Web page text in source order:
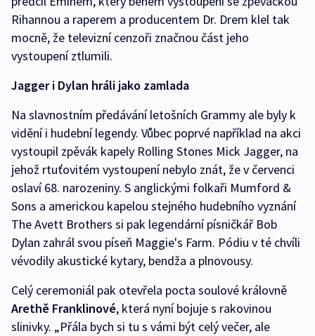
Rihannou a raperem a producentem Dr. Drem klel tak
mocně, že televizní cenzoři značnou část jeho
vystoupení ztlumili.
Jagger i Dylan hráli jako zamlada
Na slavnostním předávání letošních Grammy ale byly k
vidění i hudební legendy. Vůbec poprvé například na akci
vystoupil zpěvák kapely Rolling Stones Mick Jagger, na
jehož rtuťovitém vystoupení nebylo znát, že v červenci
oslaví 68. narozeniny. S anglickými folkaři Mumford &
Sons a americkou kapelou stejného hudebního vyznání
The Avett Brothers si pak legendární písničkář Bob
Dylan zahrál svou píseň Maggie's Farm. Pódiu v té chvíli
vévodily akustické kytary, bendža a plnovousy.
Celý ceremoniál pak otevřela pocta soulové královně
Arethě Franklinové, která nyní bojuje s rakovinou
slinivky. „Přála bych si tu s vámi být celý večer, ale